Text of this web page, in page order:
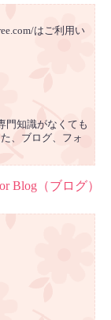
はご利用い
門知識がなくても
、ブログ、フォ
Blog（ブログ）